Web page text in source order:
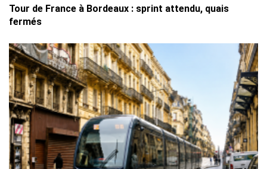
Tour de France à Bordeaux : sprint attendu, quais
fermés